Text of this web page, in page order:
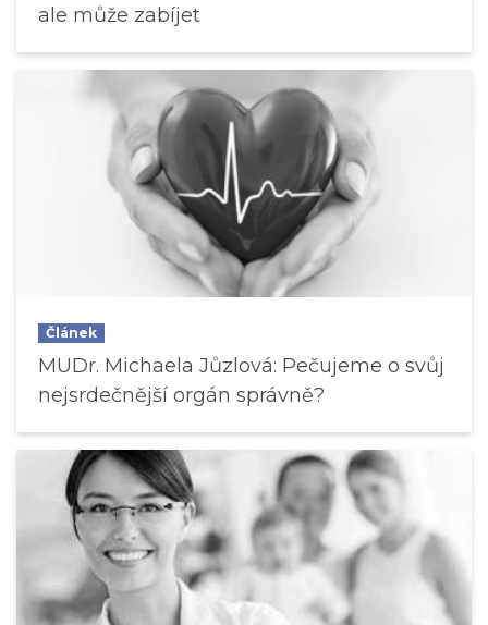
ale může zabíjet
Článek
MUDr. Michaela Jůzlová: Pečujeme o svůj
nejsrdečnější orgán správně?